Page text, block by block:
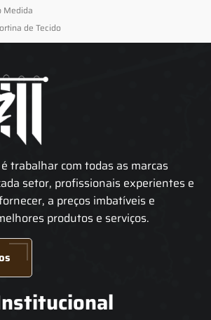
Medida
de Tecido
trabalhar com todas as marcas
setor, profissionais experientes e
a preços imbatíveis e
produtos e serviços.